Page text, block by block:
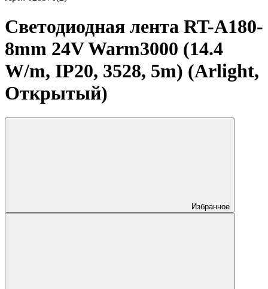
Светодиодная лента RT-A180-
8mm 24V Warm3000 (14.4
W/m, IP20, 3528, 5m) (Arlight,
Открытый)
Избранное